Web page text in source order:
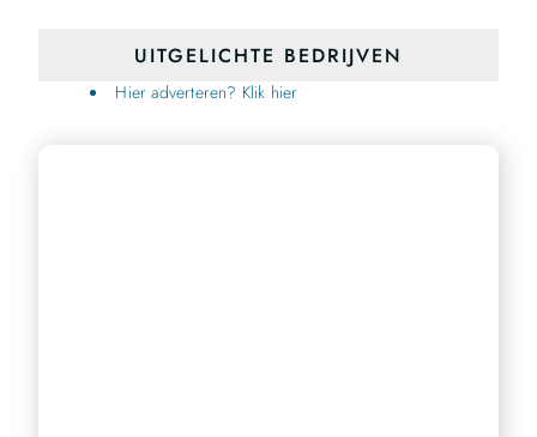
UITGELICHTE BEDRIJVEN
Hier adverteren? Klik hier